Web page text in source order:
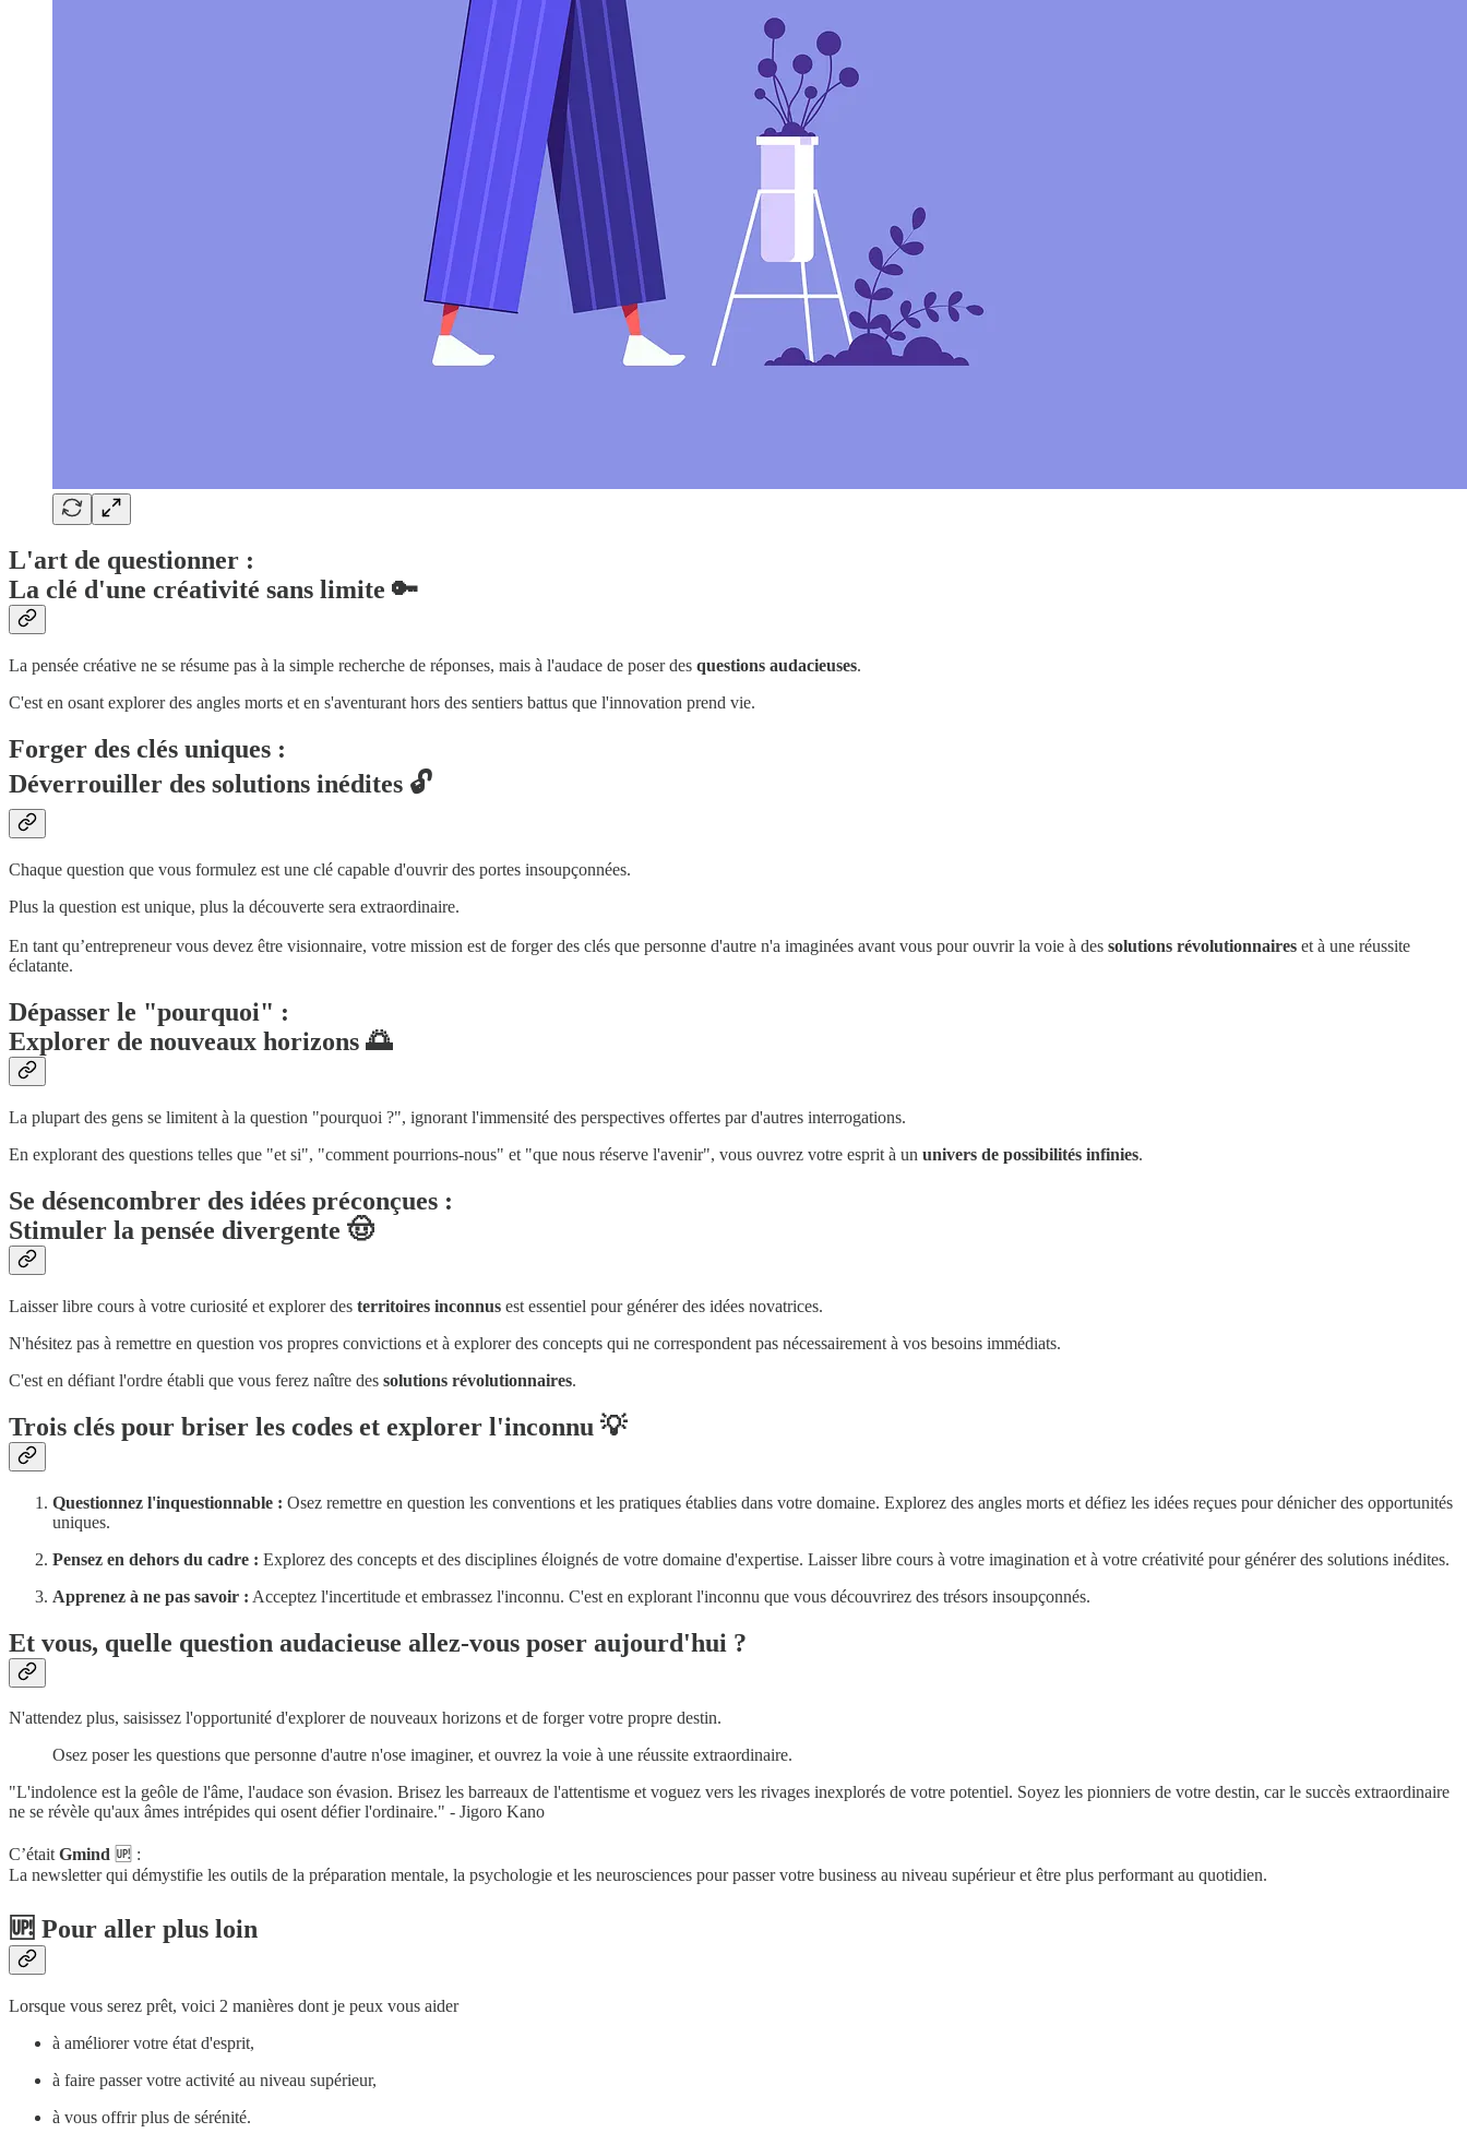
L'art de questionner :
La clé d'une créativité sans limite 🔑
La pensée créative ne se résume pas à la simple recherche de réponses, mais à l'audace de poser des questions audacieuses.
C'est en osant explorer des angles morts et en s'aventurant hors des sentiers battus que l'innovation prend vie.
Forger des clés uniques :
Déverrouiller des solutions inédites 🔓
Chaque question que vous formulez est une clé capable d'ouvrir des portes insoupçonnées.
Plus la question est unique, plus la découverte sera extraordinaire.
En tant qu’entrepreneur vous devez être visionnaire, votre mission est de forger des clés que personne d'autre n'a imaginées avant vous pour ouvrir la voie à des solutions révolutionnaires et à une réussite
éclatante.
Dépasser le "pourquoi" :
Explorer de nouveaux horizons 🌅
La plupart des gens se limitent à la question "pourquoi ?", ignorant l'immensité des perspectives offertes par d'autres interrogations.
En explorant des questions telles que "et si", "comment pourrions-nous" et "que nous réserve l'avenir", vous ouvrez votre esprit à un univers de possibilités infinies.
Se désencombrer des idées préconçues :
Stimuler la pensée divergente 🤠
Laisser libre cours à votre curiosité et explorer des territoires inconnus est essentiel pour générer des idées novatrices.
N'hésitez pas à remettre en question vos propres convictions et à explorer des concepts qui ne correspondent pas nécessairement à vos besoins immédiats.
C'est en défiant l'ordre établi que vous ferez naître des solutions révolutionnaires.
Trois clés pour briser les codes et explorer l'inconnu 💡
Questionnez l'inquestionnable : Osez remettre en question les conventions et les pratiques établies dans votre domaine. Explorez des angles morts et défiez les idées reçues pour dénicher des opportunités
uniques.
Pensez en dehors du cadre : Explorez des concepts et des disciplines éloignés de votre domaine d'expertise. Laisser libre cours à votre imagination et à votre créativité pour générer des solutions inédites.
Apprenez à ne pas savoir : Acceptez l'incertitude et embrassez l'inconnu. C'est en explorant l'inconnu que vous découvrirez des trésors insoupçonnés.
Et vous, quelle question audacieuse allez-vous poser aujourd'hui ?
N'attendez plus, saisissez l'opportunité d'explorer de nouveaux horizons et de forger votre propre destin.
Osez poser les questions que personne d'autre n'ose imaginer, et ouvrez la voie à une réussite extraordinaire.
"L'indolence est la geôle de l'âme, l'audace son évasion. Brisez les barreaux de l'attentisme et voguez vers les rivages inexplorés de votre potentiel. Soyez les pionniers de votre destin, car le succès extraordinaire
ne se révèle qu'aux âmes intrépides qui osent défier l'ordinaire." - Jigoro Kano
C’étaitGmind 🆙 :
La newsletter qui démystifie les outils de la préparation mentale, la psychologie et les neurosciences pour passer votre business au niveau supérieur et être plus performant au quotidien.
🆙 Pour aller plus loin
Lorsque vous serez prêt, voici 2 manières dont je peux vous aider
à améliorer votre état d'esprit,
à faire passer votre activité au niveau supérieur,
à vous offrir plus de sérénité.